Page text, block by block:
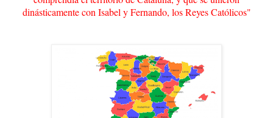
dinásticamente con Isabel y Fernando, los Reyes Católicos"